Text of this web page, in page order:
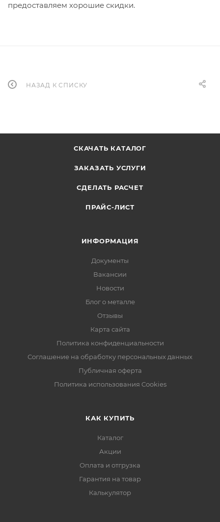
предоставляем хорошие скидки.
НАЗАД К СПИСКУ
СКАЧАТЬ КАТАЛОГ
ЗАКАЗАТЬ УСЛУГИ
СДЕЛАТЬ РАСЧЕТ
ПРАЙС-ЛИСТ
ИНФОРМАЦИЯ
Документы
Вакансии
Новости
Блог о металле
Отзывы
Карта сайта
Политика конфиденциальности
Соглашение на обработку персональных данных
Публичная оферта
Политика использования Cookies
КАК КУПИТЬ
Каталог
Акции
Оплата и отгрузка
Гарантия на товар
Калькулятор